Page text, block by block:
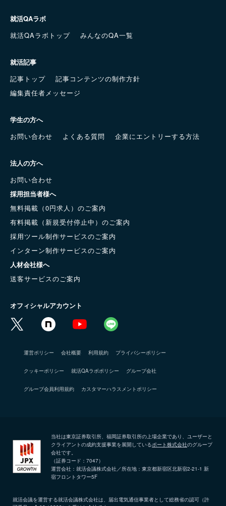
就活QAラボ
就活QAラボトップ
みんなのQA一覧
就活記事
記事トップ
記事コンテンツの制作方針
編集責任者メッセージ
学生の方へ
お問い合わせ
よくある質問 企業にエントリーする方法
法人の方へ
お問い合わせ
採用担当者様へ
無料掲載（0円求人）のご案内
有料掲載（新規受付停止中）のご案内
採用ツール制作サービスのご案内
インターン制作サービスのご案内
人材会社様へ
送客サービスのご案内
オフィシャルアカウント
運営ポリシー 会社概要 利用規約 プライバシーポリシー
クッキーポリシー 就活QAラボポリシー グループ会社
グループ会員利用規約 カスタマーハラスメントポリシー
当社は東京証券取引所、福岡証券取引所の上場企業であり、ユーザーと
クライアントの成約支援事業を展開しているポート株式会社のグループ
会社です。
（証券コード：7047）
運営会社：就活会議株式会社／所在地：東京都新宿区北新宿2-21-1 新
宿フロントタワー5F
就活会議を運営する就活会議株式会社は、届出電気通信事業者として総務省の認可（許